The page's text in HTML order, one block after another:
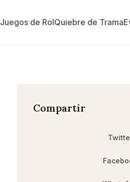
Juegos de RolQuiebre de Trama
Compartir